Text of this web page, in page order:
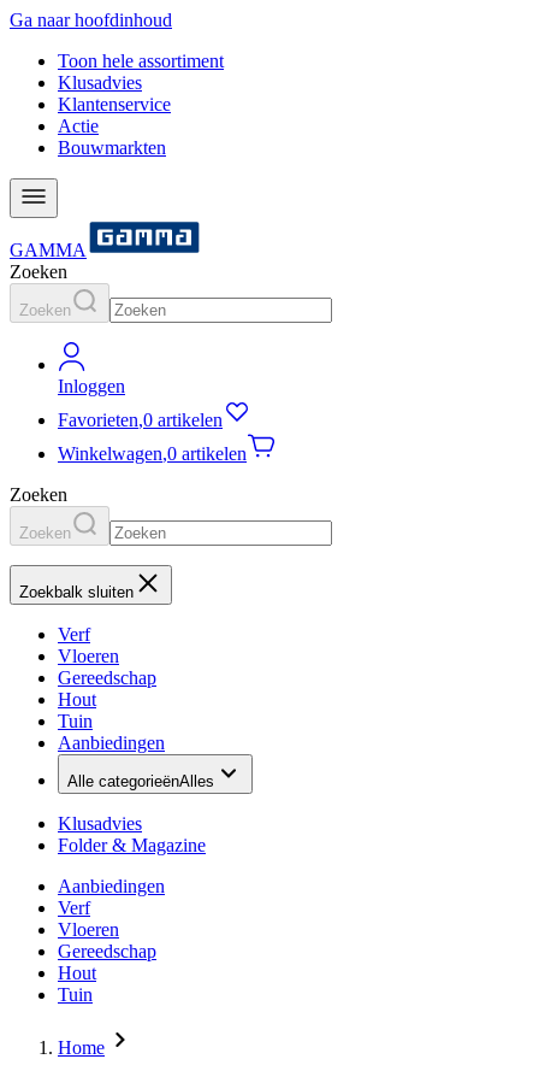
Ga naar hoofdinhoud
Toon hele assortiment
Klusadvies
Klantenservice
Actie
Bouwmarkten
GAMMA
Zoeken
Zoeken
Inloggen
Favorieten,0 artikelen
Winkelwagen,0 artikelen
Zoeken
Zoeken
Zoekbalk sluiten
Verf
Vloeren
Gereedschap
Hout
Tuin
Aanbiedingen
Alle categorieënAlles
Klusadvies
Folder & Magazine
Aanbiedingen
Verf
Vloeren
Gereedschap
Hout
Tuin
Home